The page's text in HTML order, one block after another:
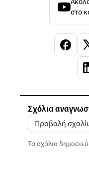
στο
Σχόλια
Προβολή
Τα σχόλια